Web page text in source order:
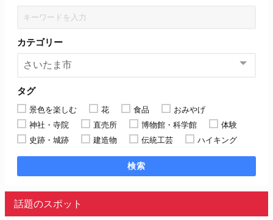
カテゴリー
タグ
景色を楽しむ 花 食品
おみやげ
神社・寺院
直売所 博物館・科学館
体験
史跡・城跡
建造物 伝統工芸 ハイキング
検索
話題のスポット